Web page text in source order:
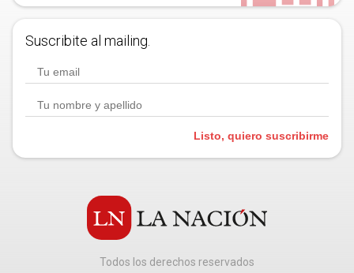
Suscribite al mailing.
Listo, quiero suscribirme
Todos los derechos reservados